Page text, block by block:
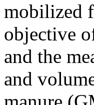
mobilized
objective
and the
and